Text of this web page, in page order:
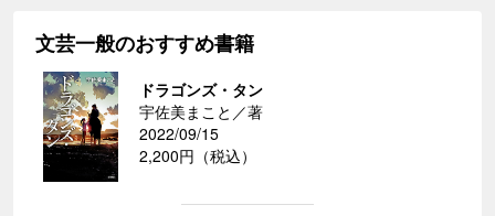
文芸一般のおすすめ書籍
ドラゴンズ・タン
宇佐美まこと／著
2022/09/15
2,200円（税込）